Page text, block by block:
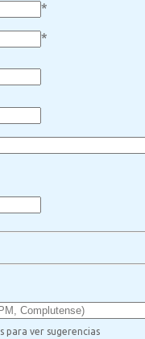
*
*
para ver sugerencias